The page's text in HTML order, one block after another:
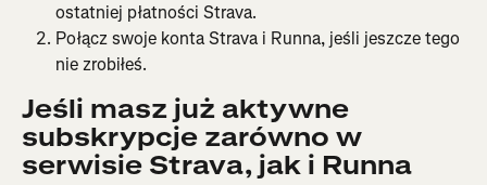
ostatniej płatności Strava.
Połącz swoje konta Strava i Runna, jeśli jeszcze tego
nie zrobiłeś.
Jeśli masz już aktywne
subskrypcje zarówno w
serwisie Strava, jak i Runna